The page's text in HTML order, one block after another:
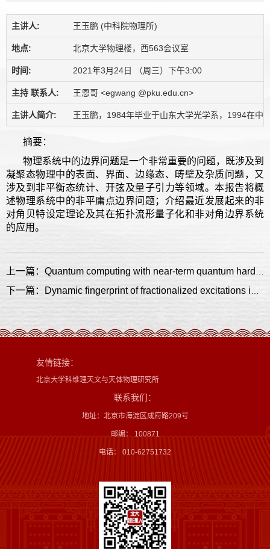
主讲人: 王玉鹏 (中科院物理所)
地点: 北京大学物理楼，西563会议室
时间: 2021年3月24日 （周三）下午3:00
主持 联系人: 王恩哥 <egwang @pku.edu.cn>
主讲人简介: 王玉鹏，1984年毕业于山东大学光学系，1994在中
摘要：
物理系统中的边界问题是一个非常重要的问题，既涉及到
凝聚态物理中的表面、界面、边缘态、畴壁及杂质问题，又
涉及到非平衡态统计、开弦及量子引力等领域。本报告将概
述物理系统中的非平庸点边界问题；介绍最近发展起来的非
对角贝特设定理论及其在拓扑流形量子化和非对角边界系统
的应用。
友情链接：
北京大学科维理天文与天体物理研究所
联系我们：
地址：北京市海淀区成府路209号
邮编： 100871
电话： 010-62751732